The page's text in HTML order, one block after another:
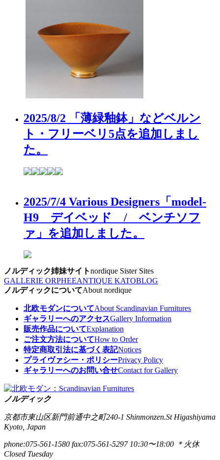
2025/8/2 「薄緑釉鉢」などベルン
ト・フリーベリ5点を追加しまし
た。
2025/7/4 Various Designers「model-
H9 デイベッド / ベンチソフ
ァ」を追加しました。
ノルディック姉妹サイトnordique Sister Sites
GALLERIE ORPHEEANTIQUE KATOBLOG
ノルディックについてAbout nordique
北欧モダンについてAbout Scandinavian Furnitures
ギャラリーへのアクセスGallery Information
販売作品についてExplanation
ご注文方法についてHow to Order
特定商取引法に基づく表記Notices
プライヴァシー・ポリシーPrivacy Policy
ギャラリーへのお問い合せContact for Gallery
ノルディック
京都市東山区新門前通中之町240-1 Shinmonzen.St Higashiyama
Kyoto, Japan
phone:075-561-1580 fax:075-561-5297 10:30〜18:00 ＊火休
Closed Tuesday